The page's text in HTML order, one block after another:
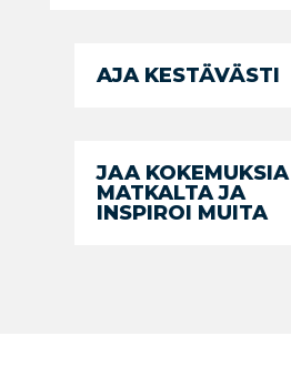
AJA KESTÄVÄSTI
JAA KOKEMUKSIA
MATKALTA JA
INSPIROI MUITA